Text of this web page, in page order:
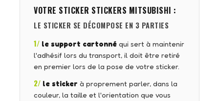
VOTRE STICKER STICKERS MITSUBISHI :
LE STICKER SE DÉCOMPOSE EN 3 PARTIES
1/ le support cartonné qui sert à maintenir
l'adhésif lors du transport, il doit être retiré
en premier lors de la pose de votre sticker.
2/ le sticker à proprement parler, dans la
couleur, la taille et l'orientation que vous